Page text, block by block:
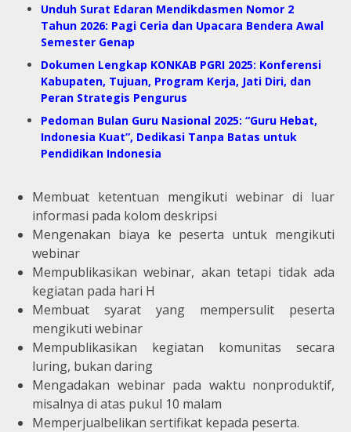
Unduh Surat Edaran Mendikdasmen Nomor 2
Tahun 2026: Pagi Ceria dan Upacara Bendera Awal
Semester Genap
Dokumen Lengkap KONKAB PGRI 2025: Konferensi
Kabupaten, Tujuan, Program Kerja, Jati Diri, dan
Peran Strategis Pengurus
Pedoman Bulan Guru Nasional 2025: “Guru Hebat,
Indonesia Kuat”, Dedikasi Tanpa Batas untuk
Pendidikan Indonesia
Membuat ketentuan mengikuti webinar di luar
informasi pada kolom deskripsi
Mengenakan biaya ke peserta untuk mengikuti
webinar
Mempublikasikan webinar, akan tetapi tidak ada
kegiatan pada hari H
Membuat syarat yang mempersulit peserta
mengikuti webinar
Mempublikasikan kegiatan komunitas secara
luring, bukan daring
Mengadakan webinar pada waktu nonproduktif,
misalnya di atas pukul 10 malam
Memperjualbelikan sertifikat kepada peserta.